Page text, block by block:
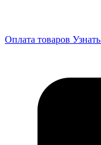
Оплата товаров